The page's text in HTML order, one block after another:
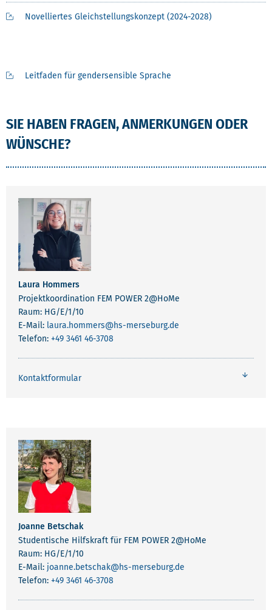
Novelliertes Gleichstellungskonzept (2024-2028)
Leitfaden für gendersensible Sprache
SIE HABEN FRAGEN, ANMERKUNGEN ODER
WÜNSCHE?
Laura Hommers
Projektkoordination FEM POWER 2@HoMe
Raum: HG/E/1/10
E-Mail: laura.hommers@hs-merseburg.de
Telefon: +49 3461 46-3708
Kontaktformular
Joanne Betschak
Studentische Hilfskraft für FEM POWER 2@HoMe
Raum: HG/E/1/10
E-Mail: joanne.betschak@hs-merseburg.de
Telefon: +49 3461 46-3708